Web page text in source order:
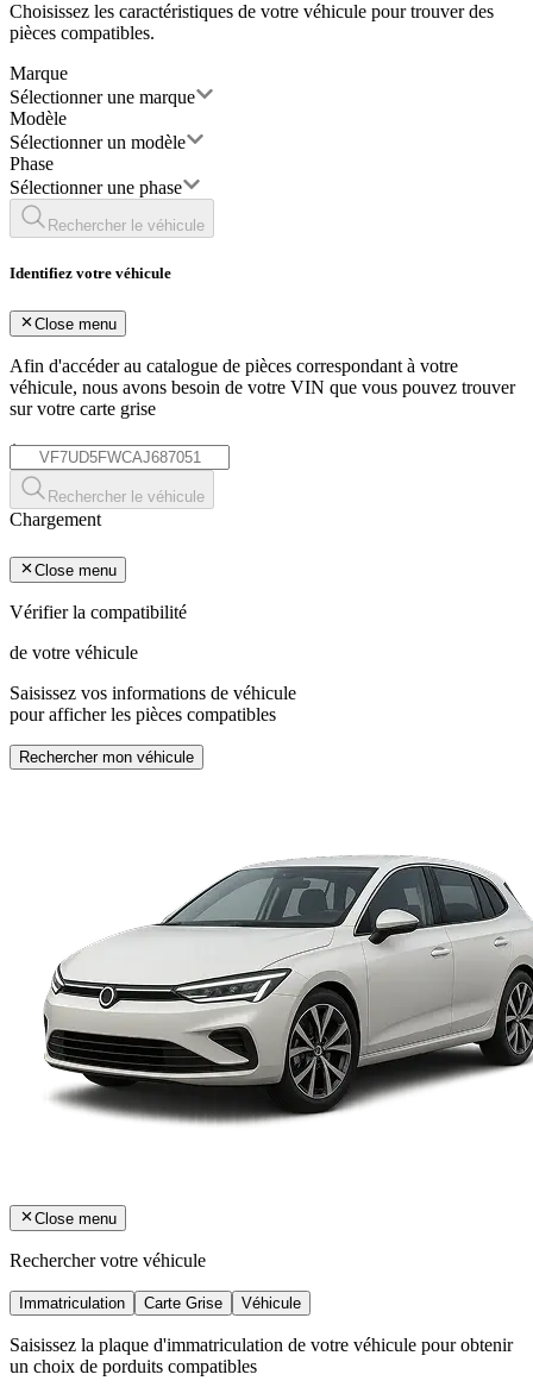
Choisissez les caractéristiques de votre véhicule pour trouver des
pièces compatibles.
Marque
Sélectionner une marque
Modèle
Sélectionner un modèle
Phase
Sélectionner une phase
Rechercher le véhicule
Identifiez votre véhicule
Close menu
Afin d'accéder au catalogue de pièces correspondant à votre
véhicule, nous avons besoin de votre VIN que vous pouvez trouver
sur votre carte grise
*
Rechercher le véhicule
Chargement
Close menu
Vérifier la compatibilité
de votre véhicule
Saisissez vos informations de véhicule
pour afficher les pièces compatibles
Rechercher mon véhicule
Close menu
Rechercher votre véhicule
Immatriculation Carte Grise Véhicule
Saisissez la plaque d'immatriculation de votre véhicule pour obtenir
un choix de porduits compatibles